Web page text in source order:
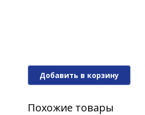
Цикада REEF
Цикада REEF
Добавить в корзину
Похожие товары